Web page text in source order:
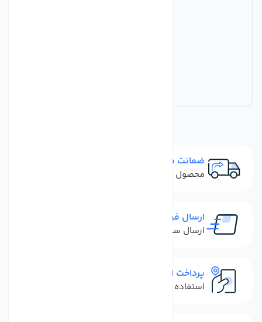
ضمانت مرجوعی
محصول نباید آسیب دیده باشد
ارسال فوری
ارسال سفارش در کمترین زمان ممکن
پرداخت امن
استفاده از روش‌های پرداخت امن